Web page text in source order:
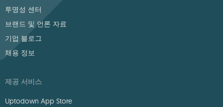
투명성 센터
브랜드 및 언론 자료
기업 블로그
채용 정보
제공 서비스
Uptodown App Store